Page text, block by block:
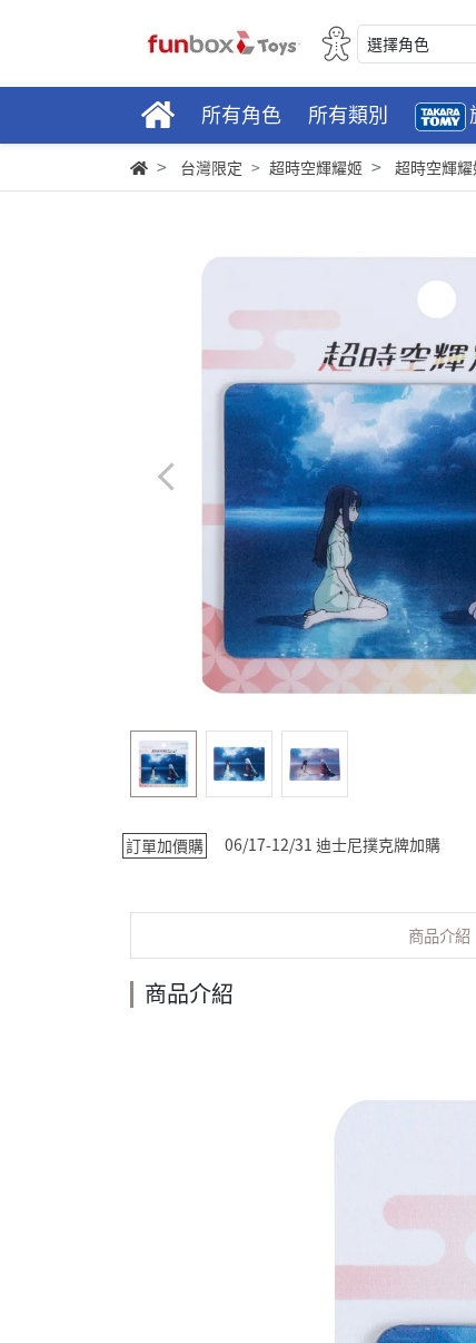
選擇角色
所有角色 所有類別
台灣限定 超時空輝耀姬 超時空輝
訂單加價購 06/17-12/31 迪士尼撲克牌加購
商品介紹
商品介紹